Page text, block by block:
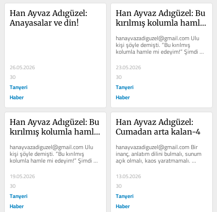
Han Ayvaz Adıgüzel:
Anayasalar ve din!
26.05.2026
30
Tanyeri
Haber
Han Ayvaz Adıgüzel: Bu
kırılmış kolumla hamle
hanayvazadiguzel@gmail.com Ulu
kişi şöyle demişti. “Bu kırılmış
kolumla hamle mi edeyim!” Şimdi
saltanatın şekillendirdiği beyinlere...
23.05.2026
30
Tanyeri
Haber
Han Ayvaz Adıgüzel: Bu
kırılmış kolumla hamle
hanayvazadiguzel@gmail.com Ulu
kişi şöyle demişti. “Bu kırılmış
kolumla hamle mi edeyim!” Şimdi
saltanatın şekillendirdiği beyinlere...
19.05.2026
30
Tanyeri
Haber
Han Ayvaz Adıgüzel:
Cumadan arta kalan-4
hanayvazadiguzel@gmail.com Bir
inanç, anlatım dilini bulmalı, sunum
açık olmalı, kaos yaratmamalı.
Mesela: “Üçgenin iç açılarının...
13.05.2026
30
Tanyeri
Haber